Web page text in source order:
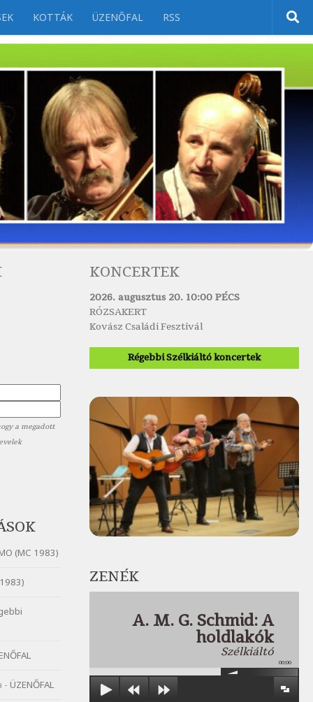
KOTTÁK ÜZENŐFAL RSS
KONCERTEK
2026. augusztus 20. 10:00 PÉCS
RÓZSAKERT
Kovász Családi Fesztivál
Régebbi Szélkiáltó koncertek
ZENÉK
A. M. G. Schmid: A
holdlakók
Szélkiáltó
00:00
a megadott
(MC 1983)
- ÜZENŐFAL